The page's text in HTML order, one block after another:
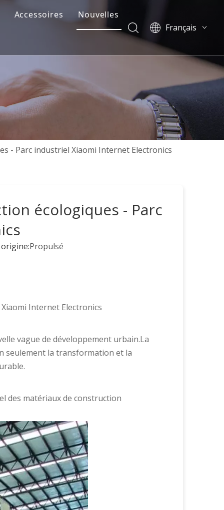
et coulissantes
pour fenêtre à auvent
pour fenêtres coulissantes
pour fenêtres inclinables et pivotantes
pour fenêtre à volet
Accessoires
Charnière de porte
Ensemble de serrure de porte
Espagnolette
Ferme-porte
Nouvelles
Français
Tiếng Việt
Deutsch
Português
Español
Pусский
العربية
English
- Parc industriel Xiaomi Internet Electronics
écologiques - Parc
Propulsé
Internet Electronics
vague de développement urbain.La
seulement la transformation et la
des matériaux de construction